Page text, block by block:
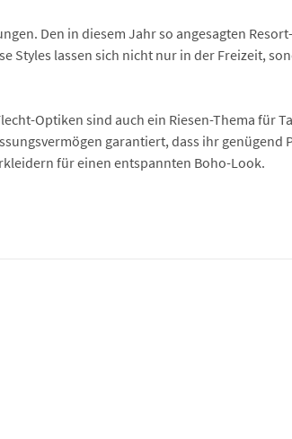
Den in diesem Jahr so angesagten
Styles lassen sich nicht nur in der Freizeit,
Optiken sind auch ein Riesen-Thema für
garantiert, dass ihr genügend
für einen entspannten Boho-Look.